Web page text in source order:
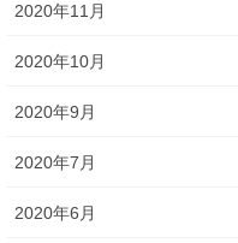
2020年11月
2020年10月
2020年9月
2020年7月
2020年6月